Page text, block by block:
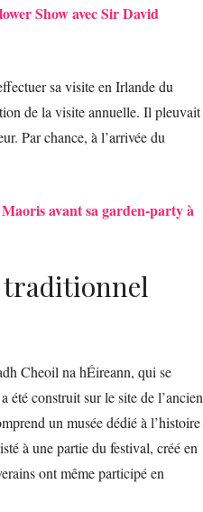
Show avec Sir David
sa visite en Irlande du
de la visite annuelle. Il pleuvait
Par chance, à l’arrivée du
avant sa garden-party à
traditionnel
Cheoil na hÉireann, qui se
été construit sur le site de l’ancien
un musée dédié à l’histoire
à une partie du festival, créé en
ont même participé en